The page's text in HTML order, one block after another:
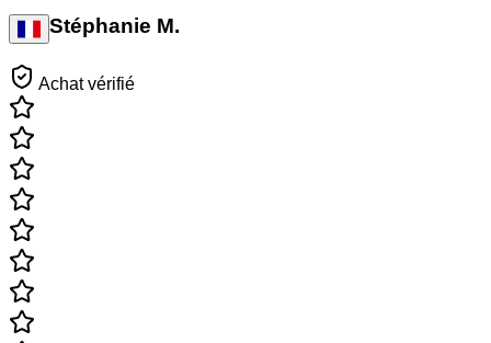
Stéphanie M.
Achat vérifié